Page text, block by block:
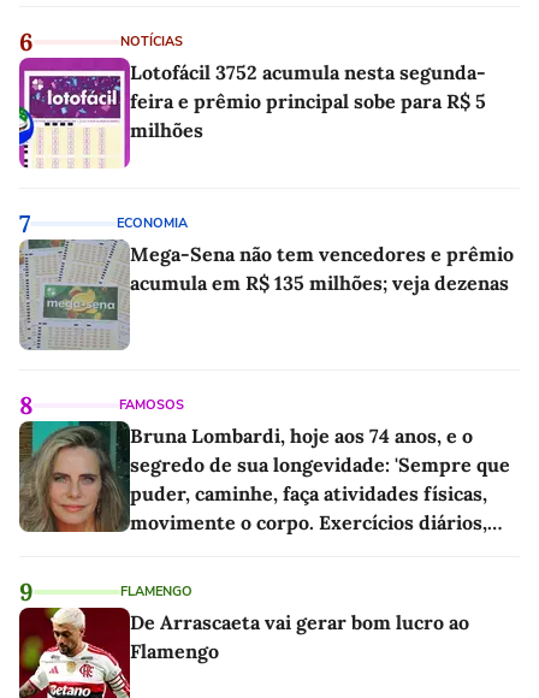
6 NOTÍCIAS
Lotofácil 3752 acumula nesta segunda-
feira e prêmio principal sobe para R$ 5
milhões
7 ECONOMIA
Mega-Sena não tem vencedores e prêmio
acumula em R$ 135 milhões; veja dezenas
8 FAMOSOS
Bruna Lombardi, hoje aos 74 anos, e o
segredo de sua longevidade: 'Sempre que
puder, caminhe, faça atividades físicas,
movimente o corpo. Exercícios diários,
9 FLAMENGO
De Arrascaeta vai gerar bom lucro ao
Flamengo